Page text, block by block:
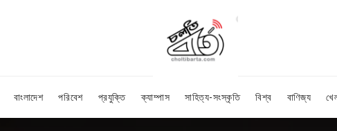
বাংলাদেশ পরিবেশ প্রযুক্তি ক্যাম্পাস সাহিত্য-সংস্কৃতি বিশ্ব বাণিজ্য